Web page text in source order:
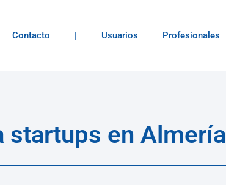
Contacto | Usuarios Profesionales
startups en Almería